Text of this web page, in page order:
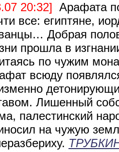
20:32] Арафата
все: египтяне,
Добрая
прошла в
по чужим
всюду
Лишенный
палестинский
на чужую